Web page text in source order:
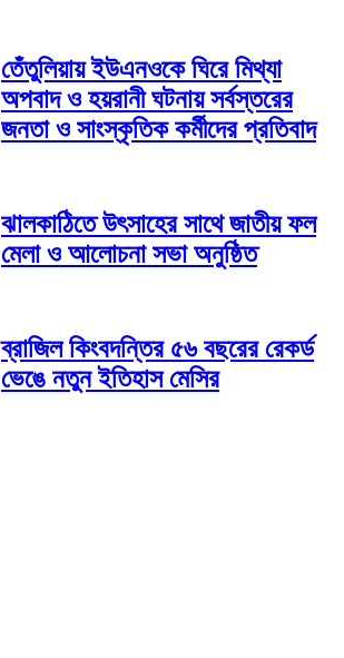
তেঁতুলিয়ায় ইউএনওকে ঘিরে মিথ্যা
অপবাদ ও হয়রানী ঘটনায় সর্বস্তরের
জনতা ও সাংস্কৃতিক কর্মীদের প্রতিবাদ
ঝালকাঠিতে উৎসাহের সাথে জাতীয় ফল
মেলা ও আলোচনা সভা অনুষ্ঠিত
ব্রাজিল কিংবদন্তির ৫৬ বছরের রেকর্ড
ভেঙে নতুন ইতিহাস মেসির